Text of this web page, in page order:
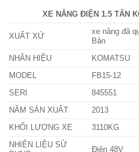
XE NÂNG ĐIỆN 1.5 TẤN
XUẤT XỨ
xe nâng đã
Bản
NHÃN HIỆU
KOMATSU
MODEL
FB15-12
SERI
845551
NĂM SẢN XUẤT
2013
KHỐI LƯỢNG XE
3110KG
NHIÊN LIỆU SỬ
Điện 48V